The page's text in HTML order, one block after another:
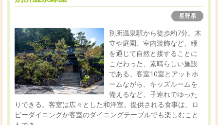
長野県
別所温泉駅から徒歩約7分。木
立や庭園、室内装飾など、緑
を通じて自然と接することに
こだわった、素晴らしい施設
である。客室10室とアットホ
ームながら、キッズルームを
備えるなど、子連れでゆった
りできる。客室は広々とした和洋室。提供される食事は、ロ
ビーダイニングか客室のダイニングテーブルでも楽しむこと